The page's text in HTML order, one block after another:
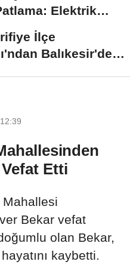
Elektrik
İlçe
Balıkesir'deki
Etti
Mahallesi
Bekar vefat
olan Bekar,
kaybetti.